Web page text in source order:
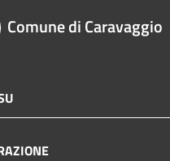
Comune di Caravaggio